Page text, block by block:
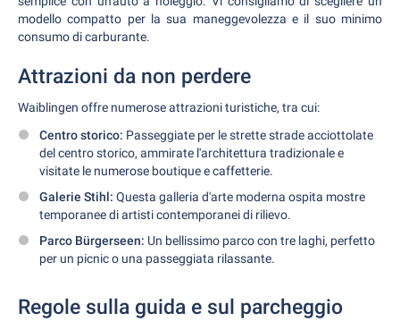
modello compatto per la sua maneggevolezza e il suo minimo
consumo di carburante.
Attrazioni da non perdere
Waiblingen offre numerose attrazioni turistiche, tra cui:
Centro storico: Passeggiate per le strette strade acciottolate
del centro storico, ammirate l'architettura tradizionale e
visitate le numerose boutique e caffetterie.
Galerie Stihl: Questa galleria d'arte moderna ospita mostre
temporanee di artisti contemporanei di rilievo.
Parco Bürgerseen: Un bellissimo parco con tre laghi, perfetto
per un picnic o una passeggiata rilassante.
Regole sulla guida e sul parcheggio